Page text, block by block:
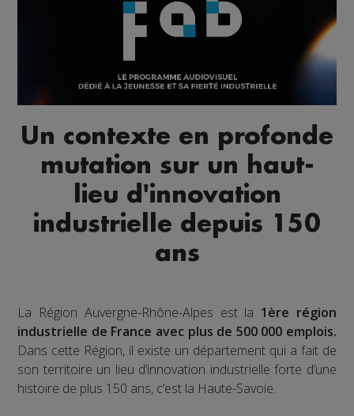
Un contexte en profonde
mutation sur un haut-
lieu d'innovation
industrielle depuis 150
ans
La Région Auvergne-Rhône-Alpes est la 1ère région
industrielle de France avec plus de 500 000 emplois.
Dans cette Région, il existe un département qui a fait de
son territoire un lieu d’innovation industrielle forte d’une
histoire de plus 150 ans, c’est la Haute-Savoie.